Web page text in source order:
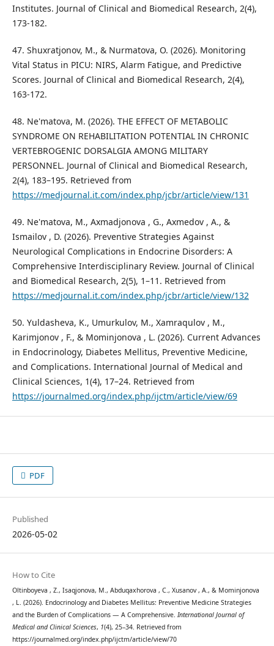
Institutes. Journal of Clinical and Biomedical Research, 2(4),
173-182.
47. Shuxratjonov, M., & Nurmatova, O. (2026). Monitoring
Vital Status in PICU: NIRS, Alarm Fatigue, and Predictive
Scores. Journal of Clinical and Biomedical Research, 2(4),
163-172.
48. Ne'matova, M. (2026). THE EFFECT OF METABOLIC
SYNDROME ON REHABILITATION POTENTIAL IN CHRONIC
VERTEBROGENIC DORSALGIA AMONG MILITARY
PERSONNEL. Journal of Clinical and Biomedical Research,
2(4), 183–195. Retrieved from
https://medjournal.it.com/index.php/jcbr/article/view/131
49. Ne'matova, M., Axmadjonova , G., Axmedov , A., &
Ismailov , D. (2026). Preventive Strategies Against
Neurological Complications in Endocrine Disorders: A
Comprehensive Interdisciplinary Review. Journal of Clinical
and Biomedical Research, 2(5), 1–11. Retrieved from
https://medjournal.it.com/index.php/jcbr/article/view/132
50. Yuldasheva, K., Umurkulov, M., Xamraqulov , M.,
Karimjonov , F., & Mominjonova , L. (2026). Current Advances
in Endocrinology, Diabetes Mellitus, Preventive Medicine,
and Complications. International Journal of Medical and
Clinical Sciences, 1(4), 17–24. Retrieved from
https://journalmed.org/index.php/ijctm/article/view/69
PDF
Published
2026-05-02
How to Cite
Oltinboyeva , Z., Isaqjonova, M., Abduqaxhorova , C., Xusanov , A., & Mominjonova
, L. (2026). Endocrinology and Diabetes Mellitus: Preventive Medicine Strategies
and the Burden of Complications — A Comprehensive. International Journal of
Medical and Clinical Sciences, 1(4), 25–34. Retrieved from
https://journalmed.org/index.php/ijctm/article/view/70